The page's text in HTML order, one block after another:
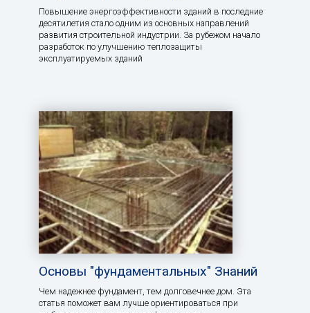
Повышение энергоэффективности зданий в последние
десятилетия стало одним из основных направлений
развития строительной индустрии. За рубежом начало
разработок по улучшению теплозащиты
эксплуатируемых зданий
Основы "фундаментальных" Знаний
Чем надежнее фундамент, тем долговечнее дом. Эта
статья поможет вам лучше ориентироваться при